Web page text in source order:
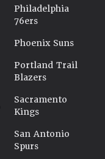
Philadelphia
76ers
Phoenix Suns
Portland Trail
Blazers
Sacramento
Kings
San Antonio
Spurs